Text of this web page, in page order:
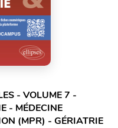
- VOLUME 7 -
- MÉDECINE
(MPR) - GÉRIATRIE